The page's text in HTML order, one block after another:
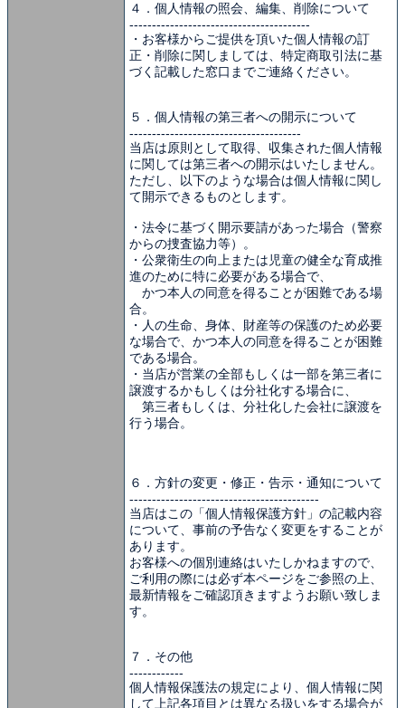
４．個人情報の照会、編集、削除について
----------------------------------------
・お客様からご提供を頂いた個人情報の訂
正・削除に関しましては、特定商取引法に基
づく記載した窓口までご連絡ください。
５．個人情報の第三者への開示について
--------------------------------------
当店は原則として取得、収集された個人情報
に関しては第三者への開示はいたしません。
ただし、以下のような場合は個人情報に関し
て開示できるものとします。
・法令に基づく開示要請があった場合（警察
からの捜査協力等）。
・公衆衛生の向上または児童の健全な育成推
進のために特に必要がある場合で、
かつ本人の同意を得ることが困難である場
合。
・人の生命、身体、財産等の保護のため必要
な場合で、かつ本人の同意を得ることが困難
である場合。
・当店が営業の全部もしくは一部を第三者に
譲渡するかもしくは分社化する場合に、
第三者もしくは、分社化した会社に譲渡を
行う場合。
６．方針の変更・修正・告示・通知について
------------------------------------------
当店はこの「個人情報保護方針」の記載内容
について、事前の予告なく変更をすることが
あります。
お客様への個別連絡はいたしかねますので、
ご利用の際には必ず本ページをご参照の上、
最新情報をご確認頂きますようお願い致しま
す。
７．その他
------------
個人情報保護法の規定により、個人情報に関
して上記各項目とは異なる扱いをする場合が